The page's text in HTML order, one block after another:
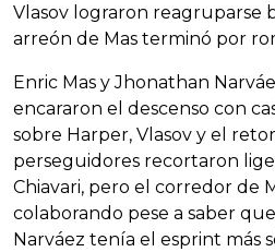
Vlasov lograron reagruparse
arreón de Mas terminó por
Enric Mas y Jhonathan
encararon el descenso con
sobre Harper, Vlasov y el
perseguidores recortaron
Chiavari, pero el corredor de
colaborando pese a saber
Narváez tenía el esprint más